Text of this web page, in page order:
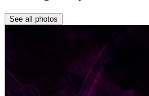
See all photos